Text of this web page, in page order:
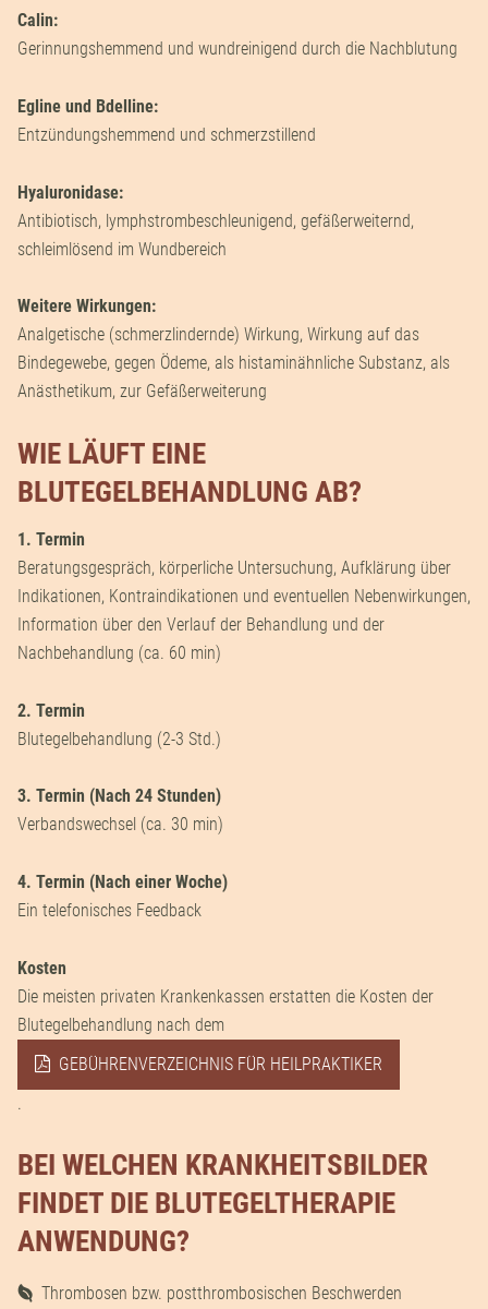
Calin:
Gerinnungshemmend und wundreinigend durch die Nachblutung
Egline und Bdelline:
Entzündungshemmend und schmerzstillend
Hyaluronidase:
Antibiotisch, lymphstrombeschleunigend, gefäßerweiternd,
schleimlösend im Wundbereich
Weitere Wirkungen:
Analgetische (schmerzlindernde) Wirkung, Wirkung auf das
Bindegewebe, gegen Ödeme, als histaminähnliche Substanz, als
Anästhetikum, zur Gefäßerweiterung
WIE LÄUFT EINE
BLUTEGELBEHANDLUNG AB?
1. Termin
Beratungsgespräch, körperliche Untersuchung, Aufklärung über
Indikationen, Kontraindikationen und eventuellen Nebenwirkungen,
Information über den Verlauf der Behandlung und der
Nachbehandlung (ca. 60 min)
2. Termin
Blutegelbehandlung (2-3 Std.)
3. Termin (Nach 24 Stunden)
Verbandswechsel (ca. 30 min)
4. Termin (Nach einer Woche)
Ein telefonisches Feedback
Kosten
Die meisten privaten Krankenkassen erstatten die Kosten der
Blutegelbehandlung nach dem
GEBÜHRENVERZEICHNIS FÜR HEILPRAKTIKER
.
BEI WELCHEN KRANKHEITSBILDER
FINDET DIE BLUTEGELTHERAPIE
ANWENDUNG?
Thrombosen bzw. postthrombosischen Beschwerden